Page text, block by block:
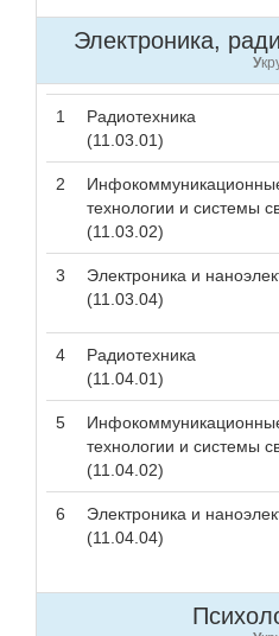
Электроника,
У
1
Радиотехника
(11.03.01)
2
технологии и системы
(11.03.02)
3
Электроника и
(11.03.04)
4
Радиотехника
(11.04.01)
5
технологии и системы
(11.04.02)
6
Электроника и
(11.04.04)